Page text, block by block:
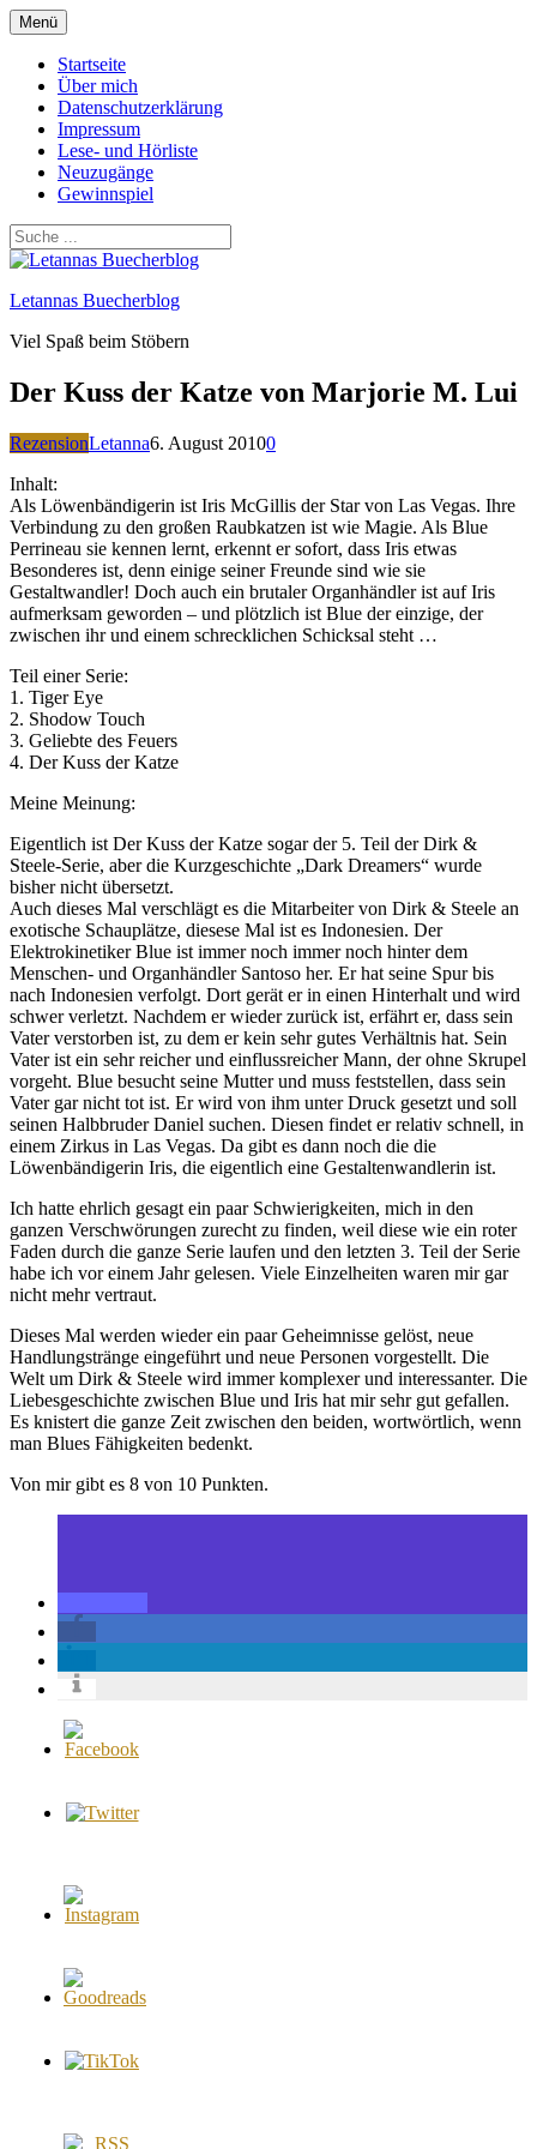
Zum
Inhalt
springen
Menü
Startseite
Über mich
Datenschutzerklärung
Impressum
Lese- und Hörliste
Neuzugänge
Gewinnspiel
Letannas Buecherblog
Viel Spaß beim Stöbern
Der Kuss der Katze von Marjorie M. Lui
RezensionLetanna6. August 20100
Inhalt:
Als Löwenbändigerin ist Iris McGillis der Star von Las Vegas. Ihre
Verbindung zu den großen Raubkatzen ist wie Magie. Als Blue
Perrineau sie kennen lernt, erkennt er sofort, dass Iris etwas
Besonderes ist, denn einige seiner Freunde sind wie sie
Gestaltwandler! Doch auch ein brutaler Organhändler ist auf Iris
aufmerksam geworden – und plötzlich ist Blue der einzige, der
zwischen ihr und einem schrecklichen Schicksal steht …
Teil einer Serie:
1. Tiger Eye
2. Shodow Touch
3. Geliebte des Feuers
4. Der Kuss der Katze
Meine Meinung:
Eigentlich ist Der Kuss der Katze sogar der 5. Teil der Dirk &
Steele-Serie, aber die Kurzgeschichte „Dark Dreamers“ wurde
bisher nicht übersetzt.
Auch dieses Mal verschlägt es die Mitarbeiter von Dirk & Steele an
exotische Schauplätze, diesese Mal ist es Indonesien. Der
Elektrokinetiker Blue ist immer noch immer noch hinter dem
Menschen- und Organhändler Santoso her. Er hat seine Spur bis
nach Indonesien verfolgt. Dort gerät er in einen Hinterhalt und wird
schwer verletzt. Nachdem er wieder zurück ist, erfährt er, dass sein
Vater verstorben ist, zu dem er kein sehr gutes Verhältnis hat. Sein
Vater ist ein sehr reicher und einflussreicher Mann, der ohne Skrupel
vorgeht. Blue besucht seine Mutter und muss feststellen, dass sein
Vater gar nicht tot ist. Er wird von ihm unter Druck gesetzt und soll
seinen Halbbruder Daniel suchen. Diesen findet er relativ schnell, in
einem Zirkus in Las Vegas. Da gibt es dann noch die die
Löwenbändigerin Iris, die eigentlich eine Gestaltenwandlerin ist.
Ich hatte ehrlich gesagt ein paar Schwierigkeiten, mich in den
ganzen Verschwörungen zurecht zu finden, weil diese wie ein roter
Faden durch die ganze Serie laufen und den letzten 3. Teil der Serie
habe ich vor einem Jahr gelesen. Viele Einzelheiten waren mir gar
nicht mehr vertraut.
Dieses Mal werden wieder ein paar Geheimnisse gelöst, neue
Handlungstränge eingeführt und neue Personen vorgestellt. Die
Welt um Dirk & Steele wird immer komplexer und interessanter. Die
Liebesgeschichte zwischen Blue und Iris hat mir sehr gut gefallen.
Es knistert die ganze Zeit zwischen den beiden, wortwörtlich, wenn
man Blues Fähigkeiten bedenkt.
Von mir gibt es 8 von 10 Punkten.